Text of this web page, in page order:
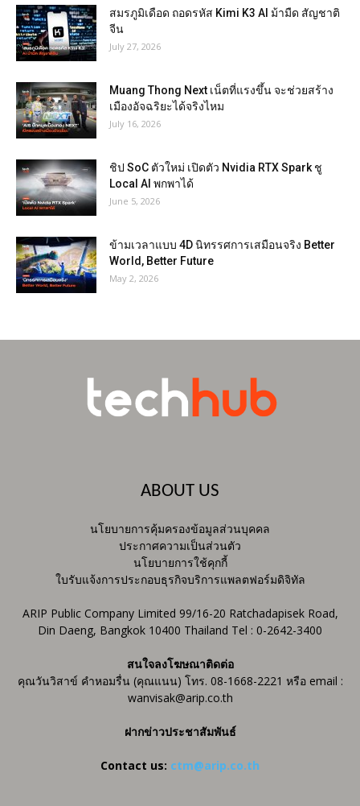
สมรภูมิเดือด ถอดรหัส Kimi K3 AI ม้ามืด สัญชาติ
จีน
July 27, 2026
Muang Thong Next เน็ตที่แรงขึ้น จะช่วยสร้าง
เมืองอัจฉริยะได้จริงไหม
July 16, 2026
ชิป SoC ตัวใหม่ เปิดตัว Nvidia RTX Spark ชู
Local AI พกพาได้
June 5, 2026
ข้ามเวลาแบบ 4D นิทรรศการเสมือนจริง Better
World, Better Future
May 2, 2026
ABOUT US
นโยบายการคุ้มครองข้อมูลส่วนบุคคล
ประกาศความเป็นส่วนตัว
นโยบายการใช้คุกกี้
ใบรับแจ้งการประกอบธุรกิจบริการแพลตฟอร์มดิจิทัล
ARIP Public Company Limited 99/16-20 Ratchadapisek Road,
Din Daeng, Bangkok 10400 Thailand Tel : 0-2642-3400
สนใจลงโฆษณาติดต่อ
คุณวันวิสาข์ คำหอมรื่น (คุณแนน) โทร. 08-1668-2221 หรือ email :
wanvisak@arip.co.th
ฝากข่าวประชาสัมพันธ์
Contact us: ctm@arip.co.th